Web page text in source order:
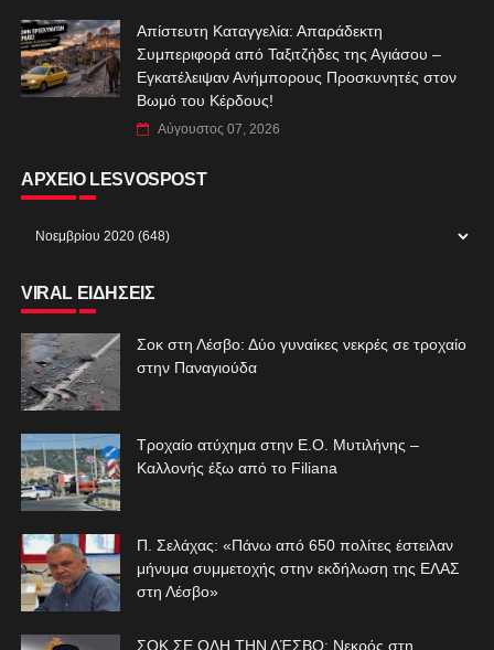
Απίστευτη Καταγγελία: Απαράδεκτη
Συμπεριφορά από Ταξιτζήδες της Αγιάσου –
Εγκατέλειψαν Ανήμπορους Προσκυνητές στον
Βωμό του Κέρδους!
Αύγουστος 07, 2026
ΑΡΧΕΙΟ LESVOSPOST
VIRAL ΕΙΔΗΣΕΙΣ
Σοκ στη Λέσβο: Δύο γυναίκες νεκρές σε τροχαίο
στην Παναγιούδα
Τροχαίο ατύχημα στην Ε.Ο. Μυτιλήνης –
Καλλονής έξω από το Filiana
Π. Σελάχας: «Πάνω από 650 πολίτες έστειλαν
μήνυμα συμμετοχής στην εκδήλωση της ΕΛΑΣ
στη Λέσβο»
ΣΟΚ ΣΕ ΟΛΗ ΤΗΝ ΛΈΣΒΟ: Νεκρός στη